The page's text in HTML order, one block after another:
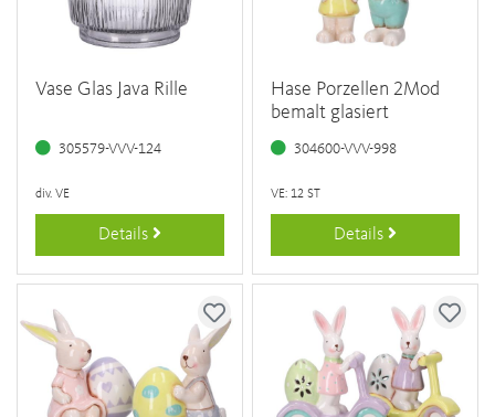
Vase Glas Java Rille
305579-VVV-124
div. VE
Details
Hase Porzellen 2Mod
bemalt glasiert
304600-VVV-998
VE: 12 ST
Details